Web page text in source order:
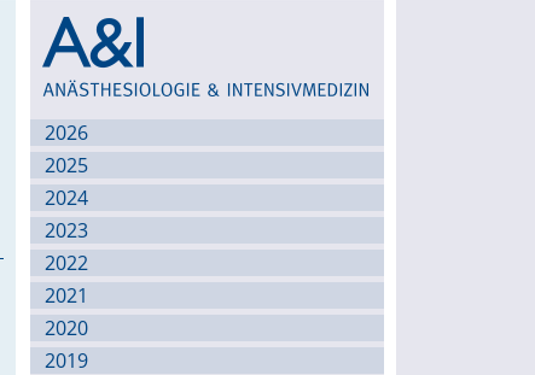
Archiv
2026
2025
2024
2023
2022
2021
2020
2019